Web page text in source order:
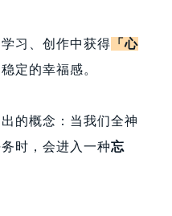
习、创作中获得 「心
定的幸福感。
的概念：当我们全神
时，会进入一种忘